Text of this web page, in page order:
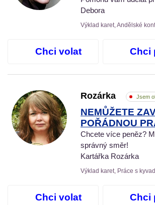
Debora
Výklad karet, Andělské
Chci volat Chci
Rozárka Jsem
NEMŮŽETE
POŘÁDNOU
Chcete více peněz?
správný směr!
Kartářka Rozárka
Výklad karet, Práce s
Chci volat Chci